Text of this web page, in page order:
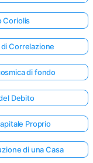
Coriolis
Correlazione
di fondo
Debito
Proprio
di una Casa